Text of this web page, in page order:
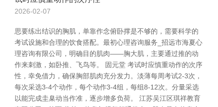
2026-02-07
思要练出结识的胸肌，单靠作念俯卧撑是不够的，需要科学的
考试设施和合理的饮食搭配。最初心理咨询服务_招远市海夏心
理咨询有限公司，明确目的肌肉——胸大肌，主要通过推的动
作来刺激，如卧推、飞鸟等。 固元堂 考试时应慎重动作的次序
性，幸免借力，确保胸部肌肉充分发力。淡薄每周考试2-3次，
每次采选3-4个动作，每个动作3-4组，每组8-12次。分量采选
以能完成圭臬动当作准，逐步增多负荷。 江苏吴江区琪祥教育